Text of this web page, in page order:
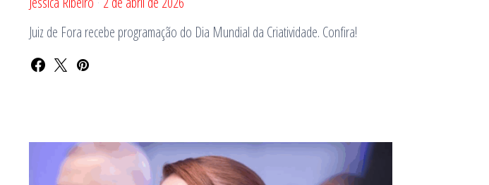
Juiz de Fora recebe programação do Dia Mundial da Criatividade. Confira!